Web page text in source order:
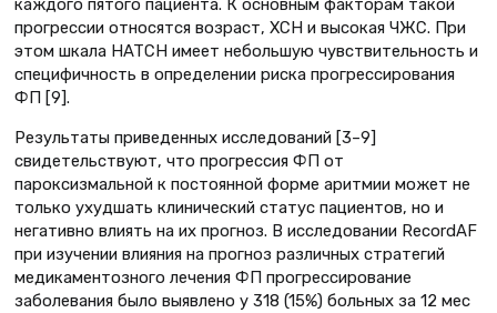
каждого пятого пациента. К основным факторам такой
прогрессии относятся возраст, ХСН и высокая ЧЖС. При
этом шкала HATCH имеет небольшую чувствительность и
специфичность в определении риска прогрессирования
ФП [9].
Результаты приведенных исследований [3–9]
свидетельствуют, что прогрессия ФП от
пароксизмальной к постоянной форме аритмии может не
только ухудшать клинический статус пациентов, но и
негативно влиять на их прогноз. В исследовании RecordAF
при изучении влияния на прогноз различных стратегий
медикаментозного лечения ФП прогрессирование
заболевания было выявлено у 318 (15%) больных за 12 мес